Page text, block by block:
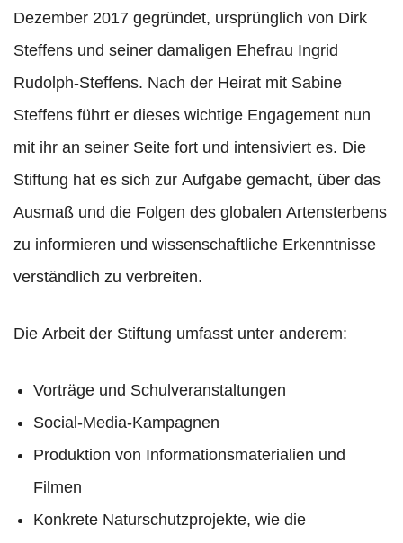
Dezember 2017 gegründet, ursprünglich von Dirk
Steffens und seiner damaligen Ehefrau Ingrid
Rudolph-Steffens. Nach der Heirat mit Sabine
Steffens führt er dieses wichtige Engagement nun
mit ihr an seiner Seite fort und intensiviert es. Die
Stiftung hat es sich zur Aufgabe gemacht, über das
Ausmaß und die Folgen des globalen Artensterbens
zu informieren und wissenschaftliche Erkenntnisse
verständlich zu verbreiten.
Die Arbeit der Stiftung umfasst unter anderem:
Vorträge und Schulveranstaltungen
Social-Media-Kampagnen
Produktion von Informationsmaterialien und
Filmen
Konkrete Naturschutzprojekte, wie die